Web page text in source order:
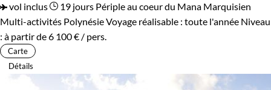
vol inclus 19 jours Périple au coeur du Mana Marquisien
Multi-activités PolynésieVoyage réalisable : toute l'année Niveau
: à partir de6 100 € / pers.
Carte
Détails